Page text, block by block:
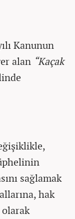
Kanunun
alan “Kaçak
sağlamak
hak
olarak